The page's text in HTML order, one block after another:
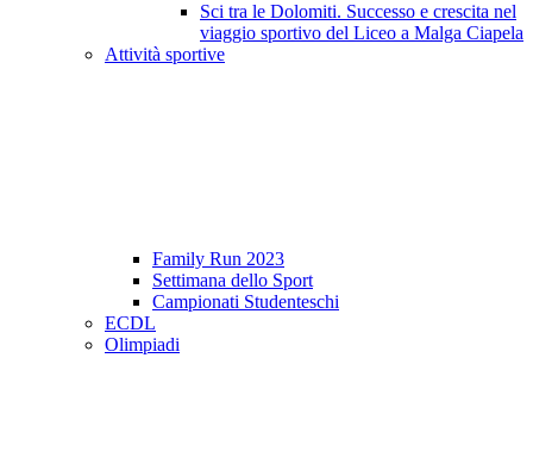
Sci tra le Dolomiti. Successo e crescita nel
viaggio sportivo del Liceo a Malga Ciapela
Attività sportive
Family Run 2023
Settimana dello Sport
Campionati Studenteschi
ECDL
Olimpiadi